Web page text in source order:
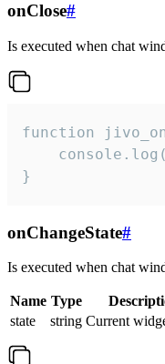
onClose#
Is executed when chat
function
}
onChangeState#
Is executed when chat
Name Type
state
string Current